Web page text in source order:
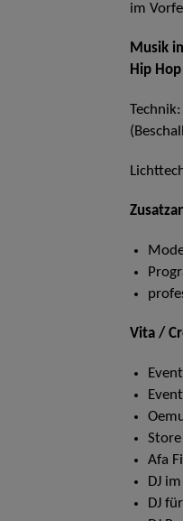
im
Musik
Hip
Vita /
Afa
DJ
DJ